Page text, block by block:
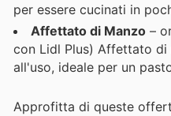
per essere cucinati in
Affettato di Manzo –
con Lidl Plus) Affettato
all'uso, ideale per un
Approfitta di queste